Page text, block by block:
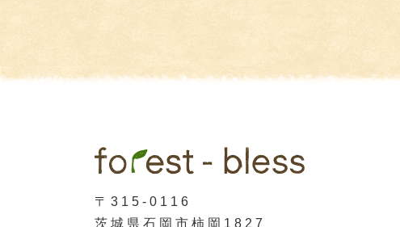
〒315-0116
茨城県石岡市柿岡1827